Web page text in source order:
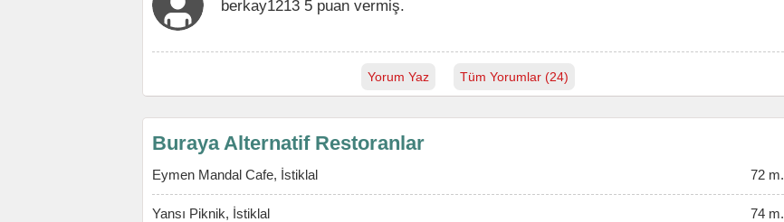
berkay1213 5 puan vermiş.
Yorum Yaz Tüm Yorumlar (24)
Buraya Alternatif Restoranlar
Eymen Mandal Cafe, İstiklal 72 m.
Yansı Piknik, İstiklal 74 m.